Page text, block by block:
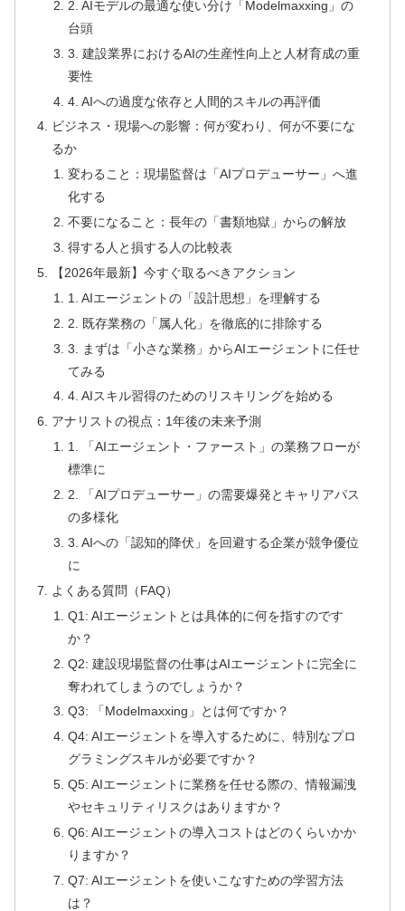
2. AIモデルの最適な使い分け「Modelmaxxing」の
台頭
3. 建設業界におけるAIの生産性向上と人材育成の重
要性
4. AIへの過度な依存と人間的スキルの再評価
ビジネス・現場への影響：何が変わり、何が不要にな
るか
変わること：現場監督は「AIプロデューサー」へ進
化する
不要になること：長年の「書類地獄」からの解放
得する人と損する人の比較表
【2026年最新】今すぐ取るべきアクション
1. AIエージェントの「設計思想」を理解する
2. 既存業務の「属人化」を徹底的に排除する
3. まずは「小さな業務」からAIエージェントに任せ
てみる
4. AIスキル習得のためのリスキリングを始める
アナリストの視点：1年後の未来予測
1. 「AIエージェント・ファースト」の業務フローが
標準に
2. 「AIプロデューサー」の需要爆発とキャリアパス
の多様化
3. AIへの「認知的降伏」を回避する企業が競争優位
に
よくある質問（FAQ）
Q1: AIエージェントとは具体的に何を指すのです
か？
Q2: 建設現場監督の仕事はAIエージェントに完全に
奪われてしまうのでしょうか？
Q3: 「Modelmaxxing」とは何ですか？
Q4: AIエージェントを導入するために、特別なプロ
グラミングスキルが必要ですか？
Q5: AIエージェントに業務を任せる際の、情報漏洩
やセキュリティリスクはありますか？
Q6: AIエージェントの導入コストはどのくらいかか
りますか？
Q7: AIエージェントを使いこなすための学習方法
は？